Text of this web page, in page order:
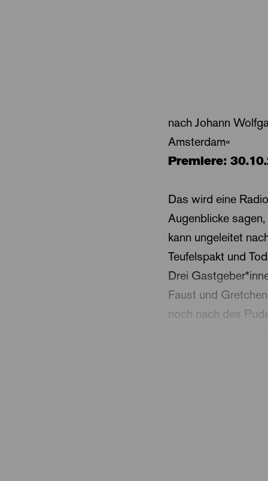
nach Johann
Amsterdam«
Premiere:
Das wird eine
Augenblicke
kann ungeleitet
Teufelspakt und
Drei
Faust und
noch nach des
manipuliert? Sind
Populismus und
On Air« erzählt